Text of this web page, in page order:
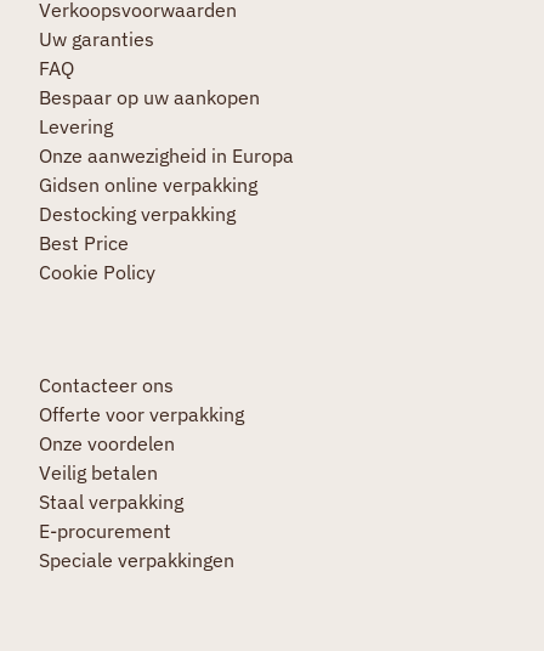
Verkoopsvoorwaarden
Uw garanties
FAQ
Bespaar op uw aankopen
Levering
Onze aanwezigheid in Europa
Gidsen online verpakking
Destocking verpakking
Best Price
Cookie Policy
Contacteer ons
Offerte voor verpakking
Onze voordelen
Veilig betalen
Staal verpakking
E-procurement
Speciale verpakkingen